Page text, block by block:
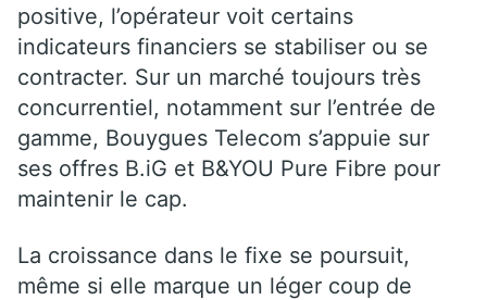
positive, l’opérateur voit certains
indicateurs financiers se stabiliser ou se
contracter. Sur un marché toujours très
concurrentiel, notamment sur l’entrée de
gamme, Bouygues Telecom s’appuie sur
ses offres B.iG et B&YOU Pure Fibre pour
maintenir le cap.
La croissance dans le fixe se poursuit,
même si elle marque un léger coup de